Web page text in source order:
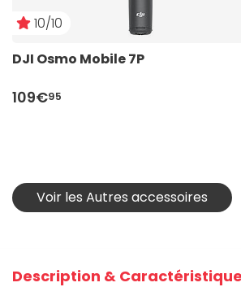
10/10
DJI Osmo Mobile 7P
109€95
Voir les Autres accessoires
Description &